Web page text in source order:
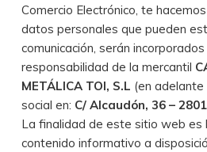
Comercio Electrónico, te
datos personales que pueden
comunicación, serán
responsabilidad de la mercantil
METÁLICA TOI, S.L (en adelante
social en: C/ Alcaudón, 36 –
La finalidad de este sitio web es
contenido informativo a